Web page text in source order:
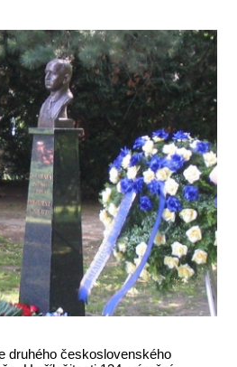
druhého československého